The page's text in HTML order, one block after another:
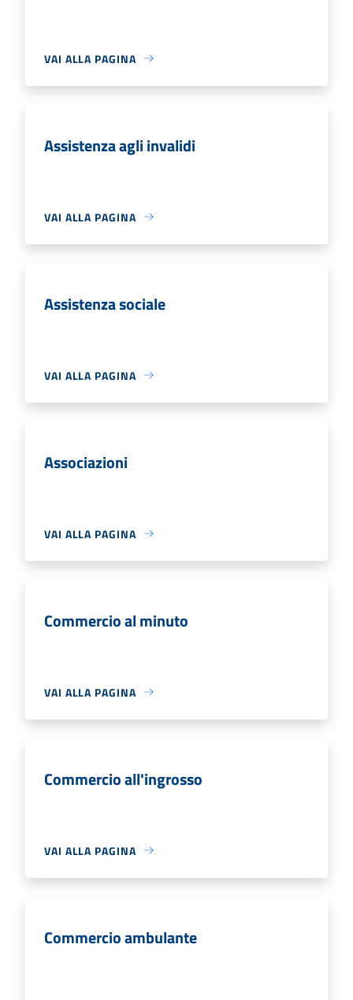
VAI ALLA PAGINA
Assistenza agli invalidi
VAI ALLA PAGINA
Assistenza sociale
VAI ALLA PAGINA
Associazioni
VAI ALLA PAGINA
Commercio al minuto
VAI ALLA PAGINA
Commercio all'ingrosso
VAI ALLA PAGINA
Commercio ambulante